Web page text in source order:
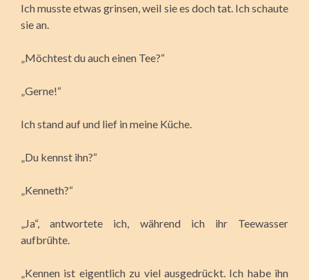
Ich musste etwas grinsen, weil sie es doch tat. Ich schaute
sie an.
„Möchtest du auch einen Tee?“
„Gerne!“
Ich stand auf und lief in meine Küche.
„Du kennst ihn?“
„Kenneth?“
„Ja“, antwortete ich, während ich ihr Teewasser
aufbrühte.
„Kennen ist eigentlich zu viel ausgedrückt. Ich habe ihn